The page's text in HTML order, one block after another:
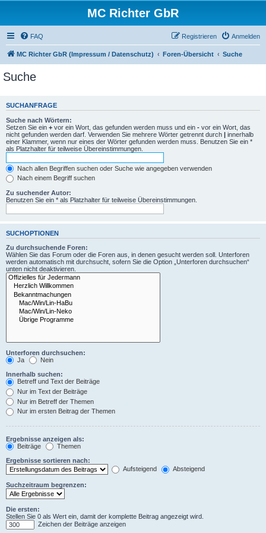
MC Richter GbR
FAQ Anmelden
Registrieren
MC Richter GbR (Impressum / Datenschutz) Foren-Übersicht Suche
Suche
SUCHANFRAGE
Suche nach Wörtern:
Setzen Sie ein + vor ein Wort, das gefunden werden muss und ein - vor ein Wort, das
nicht gefunden werden darf. Verwenden Sie mehrere Wörter getrennt durch | innerhalb
einer Klammer, wenn nur eines der Wörter gefunden werden muss. Benutzen Sie ein *
als Platzhalter für teilweise Übereinstimmungen.
Nach allen Begriffen suchen oder Suche wie angegeben verwenden
Nach einem Begriff suchen
Zu suchender Autor:
Benutzen Sie ein * als Platzhalter für teilweise Übereinstimmungen.
SUCHOPTIONEN
Zu durchsuchende Foren:
Wählen Sie das Forum oder die Foren aus, in denen gesucht werden soll. Unterforen
werden automatisch mit durchsucht, sofern Sie die Option „Unterforen durchsuchen“
unten nicht deaktivieren.
Unterforen durchsuchen:
Ja
Nein
Innerhalb suchen:
Betreff und Text der Beiträge
Nur im Text der Beiträge
Nur im Betreff der Themen
Nur im ersten Beitrag der Themen
Ergebnisse anzeigen als:
Beiträge
Themen
Ergebnisse sortieren nach:
Aufsteigend
Absteigend
Suchzeitraum begrenzen:
Die ersten:
Stellen Sie 0 als Wert ein, damit der komplette Beitrag angezeigt wird.
Zeichen der Beiträge anzeigen